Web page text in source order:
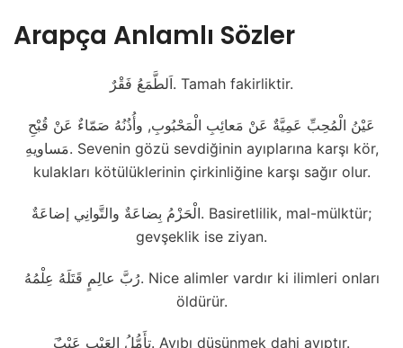
Arapça Anlamlı Sözler
اَلطَّمَعُ فَقْرٌ. Tamah fakirliktir.
عَيْنُ الْمُحِبِّ عَمِيَّةٌ عَنْ مَعائِبِ الْمَحْبُوبِ, وأُذُنُهُ صَمّاءٌ عَنْ قُبْحِ
مَساويهِ. Sevenin gözü sevdiğinin ayıplarına karşı kör,
kulakları kötülüklerinin çirkinliğine karşı sağır olur.
الْحَزْمُ بِضاعَةٌ والتَّوانِي إضاعَةٌ. Basiretlilik, mal-mülktür;
gevşeklik ise ziyan.
رُبَّ عالِمٍ قَتَلَهُ عِلْمُهُ. Nice alimler vardır ki ilimleri onları
öldürür.
َتأَمُّلُ العَيْبِ عَيْبٌ. Ayıbı düşünmek dahi ayıptır.